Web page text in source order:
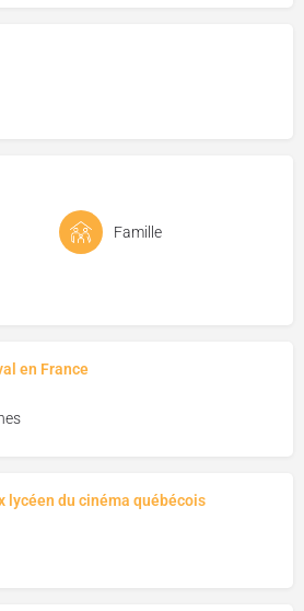
Famille
en France
lycéen du cinéma québécois